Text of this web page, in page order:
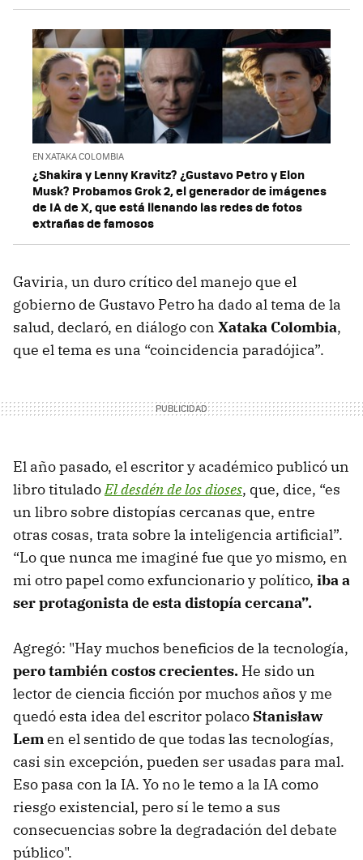
EN XATAKA COLOMBIA
¿Shakira y Lenny Kravitz? ¿Gustavo Petro y Elon
Musk? Probamos Grok 2, el generador de imágenes
de IA de X, que está llenando las redes de fotos
extrañas de famosos
Gaviria, un duro crítico del manejo que el
gobierno de Gustavo Petro ha dado al tema de la
salud, declaró, en diálogo con Xataka Colombia,
que el tema es una “coincidencia paradójica”.
El año pasado, el escritor y académico publicó un
libro tituladoEl desdén de los dioses, que, dice, “es
un libro sobre distopías cercanas que, entre
otras cosas, trata sobre la inteligencia artificial”.
“Lo que nunca me imaginé fue que yo mismo, en
mi otro papel como exfuncionario y político, iba a
ser protagonista de esta distopía cercana”.
Agregó: "Hay muchos beneficios de la tecnología,
pero también costos crecientes. He sido un
lector de ciencia ficción por muchos años y me
quedó esta idea del escritor polaco Stanisław
Lemen el sentido de que todas las tecnologías,
casi sin excepción, pueden ser usadas para mal.
Eso pasa con la IA. Yo no le temo a la IA como
riesgo existencial, pero sí le temo a sus
consecuencias sobre la degradación del debate
público".